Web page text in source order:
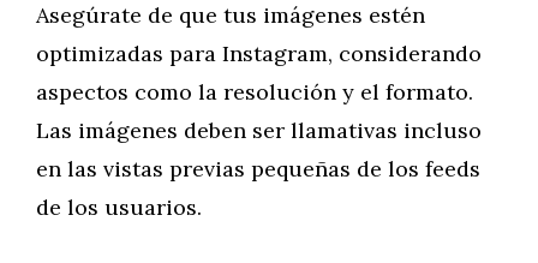
Asegúrate de que tus imágenes estén
optimizadas para Instagram, considerando
aspectos como la resolución y el formato.
Las imágenes deben ser llamativas incluso
en las vistas previas pequeñas de los feeds
de los usuarios.